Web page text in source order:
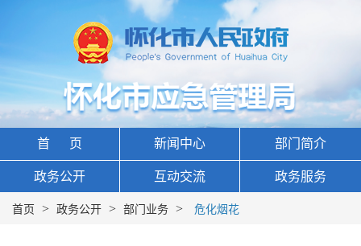
首 页 新闻中心 部门简介
政务公开 互动交流 政务服务
首页 > 政务公开 > 部门业务 > 危化烟花